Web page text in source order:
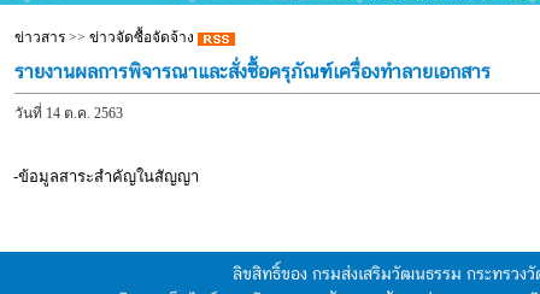
ข่าวสาร>> ข่าวจัดซื้อจัดจ้าง
รายงานผลการพิจารณาและสั่งซื้อครุภัณฑ์เครื่องทำลายเอกสาร
วันที่ 14 ต.ค. 2563
-ข้อมูลสาระสำคัญในสัญญา
ลิขสิทธิ์ของ กรมส่งเสริมวัฒนธรรม กระทรว